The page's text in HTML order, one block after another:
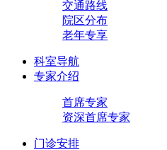
交通路线
院区分布
老年专享
科室导航
专家介绍
首席专家
资深首席专家
门诊安排